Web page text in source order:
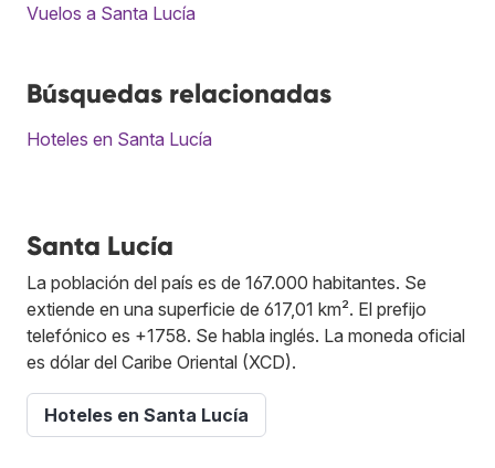
Vuelos a Santa Lucía
Búsquedas relacionadas
Hoteles en Santa Lucía
Santa Lucía
La población del país es de 167.000 habitantes. Se
extiende en una superficie de 617,01 km². El prefijo
telefónico es +1758. Se habla inglés. La moneda oficial
es dólar del Caribe Oriental (XCD).
Hoteles en Santa Lucía